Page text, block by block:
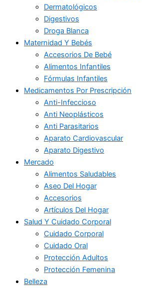
Dermatológicos
Digestivos
Droga Blanca
Maternidad Y Bebés
Accesorios De Bebé
Alimentos Infantiles
Fórmulas Infantiles
Medicamentos Por Prescripción
Anti-Infeccioso
Anti Neoplásticos
Anti Parasitarios
Aparato Cardiovascular
Aparato Digestivo
Mercado
Alimentos Saludables
Aseo Del Hogar
Accesorios
Artículos Del Hogar
Salud Y Cuidado Corporal
Cuidado Corporal
Cuidado Oral
Protección Adultos
Protección Femenina
Belleza